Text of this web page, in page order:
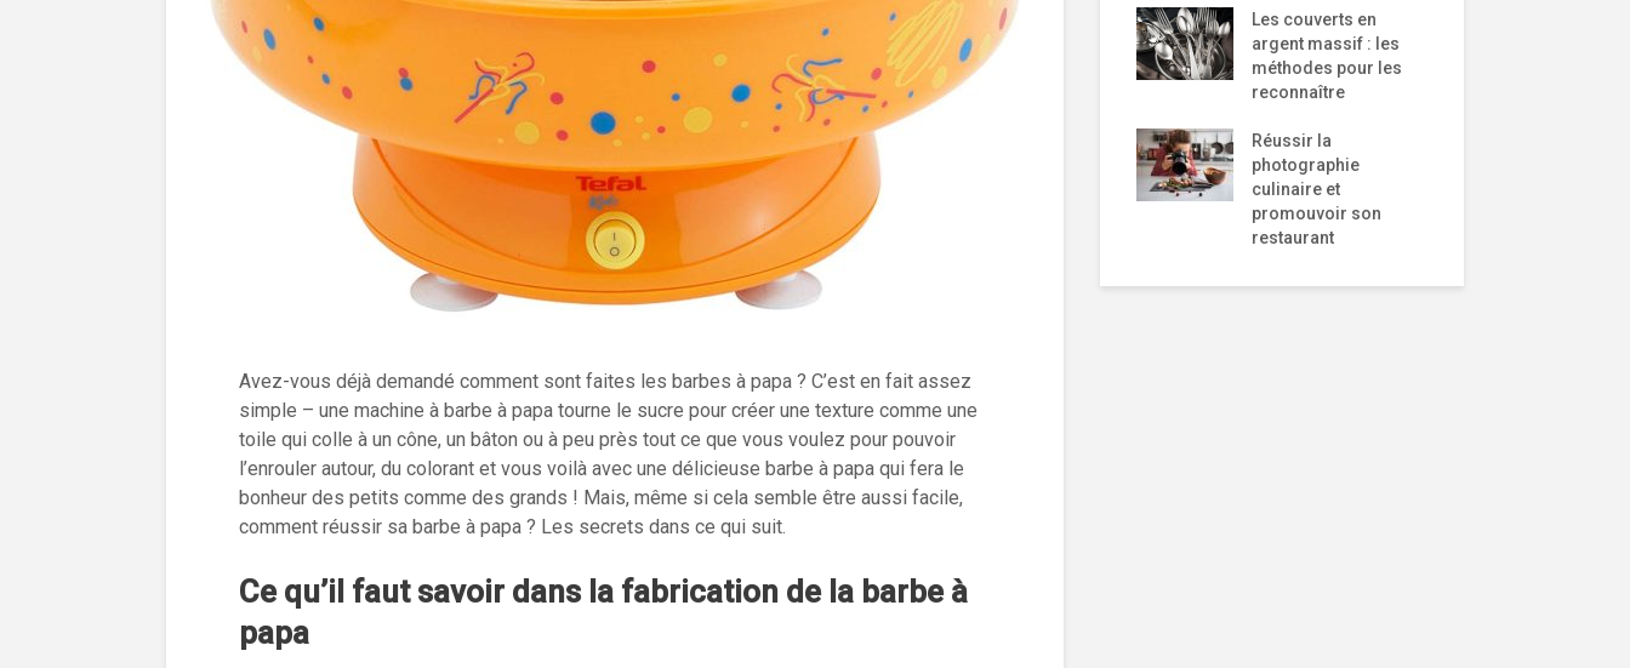
Avez-vous déjà demandé comment sont faites les barbes à papa ? C’est en fait assez
simple – une machine à barbe à papa tourne le sucre pour créer une texture comme une
toile qui colle à un cône, un bâton ou à peu près tout ce que vous voulez pour pouvoir
l’enrouler autour, du colorant et vous voilà avec une délicieuse barbe à papa qui fera le
bonheur des petits comme des grands ! Mais, même si cela semble être aussi facile,
comment réussir sa barbe à papa ? Les secrets dans ce qui suit.
Ce qu’il faut savoir dans la fabrication de la barbe à
papa
Les couverts en
argent massif : les
méthodes pour les
reconnaître
Réussir la
photographie
culinaire et
promouvoir son
restaurant